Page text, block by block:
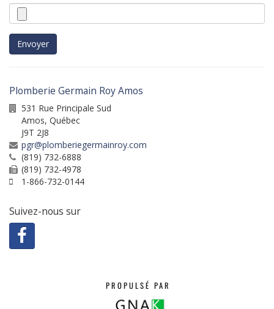
Envoyer
Plomberie Germain Roy Amos
531 Rue Principale Sud
Amos, Québec
J9T 2J8
pgr@plomberiegermainroy.com
(819) 732-6888
(819) 732-4978
1-866-732-0144
Suivez-nous sur
PROPULSÉ PAR